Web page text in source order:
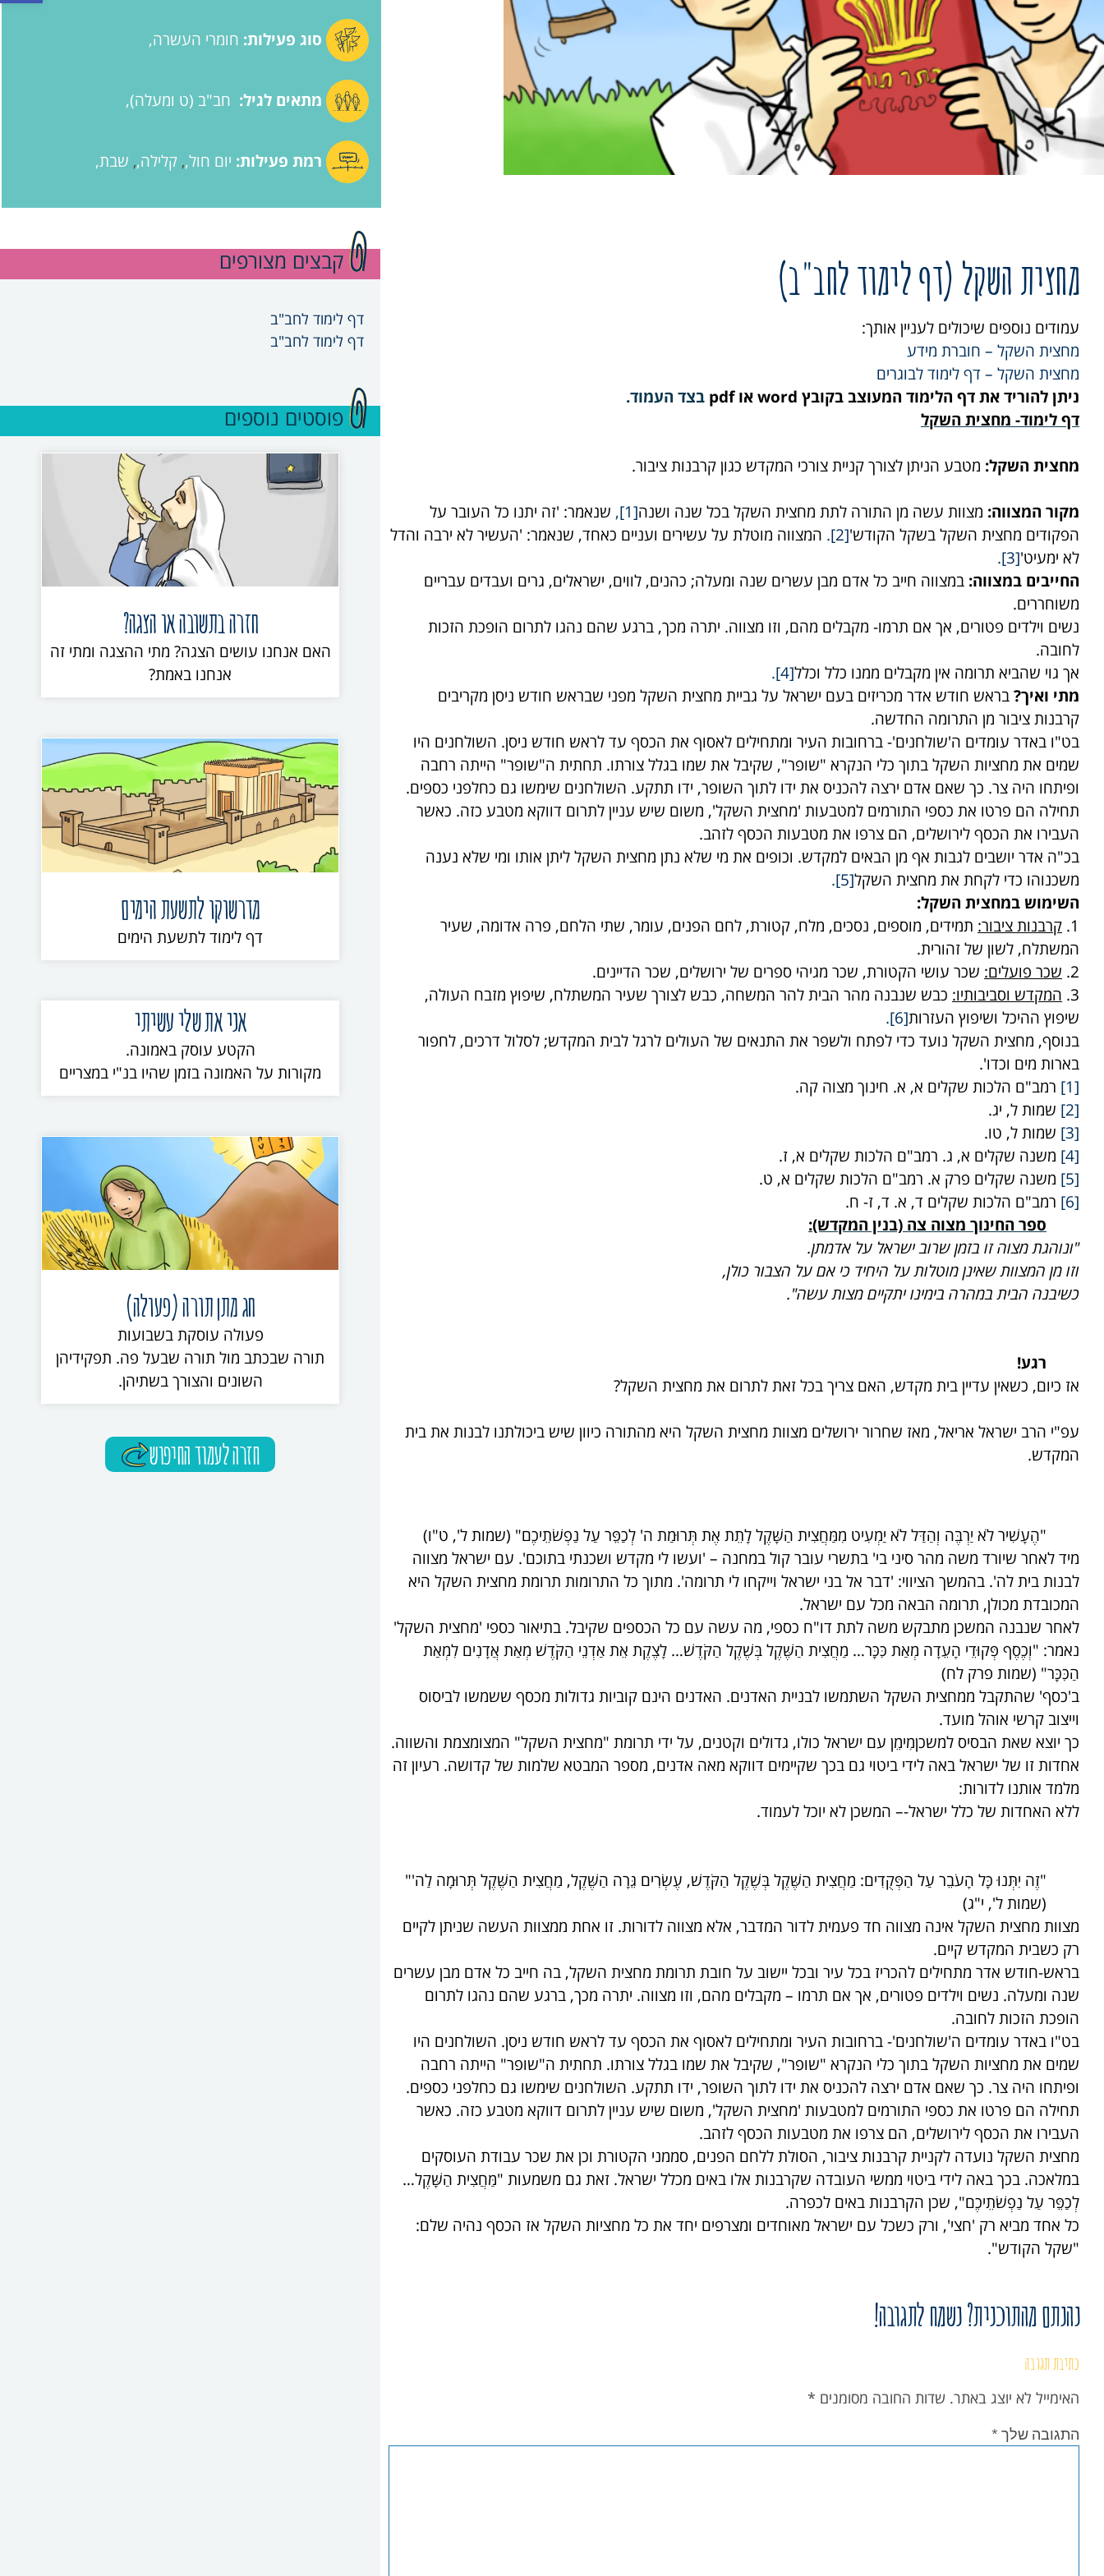
סוג פעילות: חומרי העשרה
מתאים לגיל: חב"ב (ט ומעלה)
רמת פעילות: יום חול , קלילה , שבת
מחצית השקל (דף לימוד לחב"ב)
עמודים נוספים שיכולים לעניין אותך:
מחצית השקל – חוברת מידע
מחצית השקל – דף לימוד לבוגרים
ניתן להוריד את דף הלימוד המעוצב בקובץ word או pdf
בצד העמוד.
דף לימוד- מחצית השקל
מחצית השקל: מטבע הניתן לצורך קניית צורכי המקדש כגון קרבנות ציבור.
מקור המצווה: מצוות עשה מן התורה לתת מחצית השקל בכל שנה ושנה[1]
, שנאמר: 'זה יתנו כל העובר על
הפקודים מחצית השקל בשקל הקודש'[2]
. המצווה מוטלת על עשירים ועניים כאחד, שנאמר: 'העשיר לא ירבה והדל
לא ימעיט'[3]
.
החייבים במצווה: במצווה חייב כל אדם מבן עשרים שנה ומעלה; כהנים, לווים, ישראלים, גרים ועבדים עבריים
משוחררים.
נשים וילדים פטורים, אך אם תרמו- מקבלים מהם, וזו מצווה. יתרה מכך, ברגע שהם נהגו לתרום הופכת הזכות
לחובה.
אך גוי שהביא תרומה אין מקבלים ממנו כלל וכלל[4]
.
מתי ואיך?בראש חודש אדר מכריזים בעם ישראל על גביית מחצית השקל מפני שבראש חודש ניסן מקריבים
קרבנות ציבור מן התרומה החדשה.
בט"ו באדר עומדים ה'שולחנים'- ברחובות העיר ומתחילים לאסוף את הכסף עד לראש חודש ניסן. השולחנים היו
שמים את מחציות השקל בתוך כלי הנקרא "שופר", שקיבל את שמו בגלל צורתו. תחתית ה"שופר" הייתה רחבה
ופיתחו היה צר. כך שאם אדם ירצה להכניס את ידו לתוך השופר, ידו תתקע. השולחנים שימשו גם כחלפני כספים.
תחילה הם פרטו את כספי התורמים למטבעות 'מחצית השקל', משום שיש עניין לתרום דווקא מטבע כזה. כאשר
העבירו את הכסף לירושלים, הם צרפו את מטבעות הכסף לזהב.
בכ"ה אדר יושבים לגבות אף מן הבאים למקדש. וכופים את מי שלא נתן מחצית השקל ליתן אותו ומי שלא נענה
משכנוהו כדי לקחת את מחצית השקל[5]
.
השימוש במחצית השקל:
1. קרבנות ציבור: תמידים, מוספים, נסכים, מלח, קטורת, לחם הפנים, עומר, שתי הלחם, פרה אדומה, שעיר
המשתלח, לשון של זהורית.
2. שכר פועלים: שכר עושי הקטורת, שכר מגיהי ספרים של ירושלים, שכר הדיינים.
3. המקדש וסביבותיו: כבש שנבנה מהר הבית להר המשחה, כבש לצורך שעיר המשתלח, שיפוץ מזבח העולה,
שיפוץ ההיכל ושיפוץ העזרות[6]
.
בנוסף, מחצית השקל נועד כדי לפתח ולשפר את התנאים של העולים לרגל לבית המקדש; לסלול דרכים, לחפור
בארות מים וכדו'.
[1] רמב"ם הלכות שקלים א, א. חינוך מצוה קה.
[2] שמות ל, יג.
[3] שמות ל, טו.
[4] משנה שקלים א, ג. רמב"ם הלכות שקלים א, ז.
[5] משנה שקלים פרק א. רמב"ם הלכות שקלים א, ט.
[6] רמב"ם הלכות שקלים ד, א. ד, ז- ח.
ספר החינוך מצוה צה (בנין המקדש):
"ונוהגת מצוה זו בזמן שרוב ישראל על אדמתן.
וזו מן המצוות שאינן מוטלות על היחיד כי אם על הצבור כולן,
כשיבנה הבית במהרה בימינו יתקיים מצות עשה".
רגע!
אז כיום, כשאין עדיין בית מקדש, האם צריך בכל זאת לתרום את מחצית השקל?
עפ"י הרב ישראל אריאל, מאז שחרור ירושלים מצוות מחצית השקל היא מהתורה כיוון שיש ביכולתנו לבנות את בית
המקדש.
"הֶעָשִׁיר לֹא יַרְבֶּה וְהַדַּל לֹא יַמְעִיט מִמַּחֲצִית הַשָּׁקֶל לָתֵת אֶת תְּרוּמַת ה' לְכַפֵּר עַל נַפְשֹׁתֵיכֶם" (שמות ל', ט"ו)
מיד לאחר שיורד משה מהר סיני בי' בתשרי עובר קול במחנה – 'ועשו לי מקדש ושכנתי בתוכם'. עם ישראל מצווה
לבנות בית לה'. בהמשך הציווי: 'דבר אל בני ישראל וייקחו לי תרומה'. מתוך כל התרומות תרומת מחצית השקל היא
המכובדת מכולן, תרומה הבאה מכל עם ישראל.
לאחר שנבנה המשכן מתבקש משה לתת דו"ח כספי, מה עשה עם כל הכספים שקיבל. בתיאור כספי 'מחצית השקל'
נאמר: "וְכֶסֶף פְּקוּדֵי הָעֵדָה מְאַת כִּכָּר… מַחֲצִית הַשֶּׁקֶל בְּשֶׁקֶל הַקֹּדֶשׁ… לָצֶקֶת אֵת אַדְנֵי הַקֹּדֶשׁ מְאַת אֲדָנִים לִמְאַת
הַכִּכָּר" (שמות פרק לח)
ב'כסף' שהתקבל ממחצית השקל השתמשו לבניית האדנים. האדנים הינם קוביות גדולות מכסף ששמשו לביסוס
וייצוב קרשי אוהל מועד.
כך יוצא שאת הבסיס למשכןמִימֵן עם ישראל כולו, גדולים וקטנים, על ידי תרומת "מחצית השקל" המצומצמת והשווה.
אחדות זו של ישראל באה לידי ביטוי גם בכך שקיימים דווקא מאה אדנים, מספר המבטא שלמות של קדושה. רעיון זה
מלמד אותנו לדורות:
ללא האחדות של כלל ישראל-– המשכן לא יוכל לעמוד.
"זֶה יִתְּנוּ כָּל הָעֹבֵר עַל הַפְּקֻדִים: מַחֲצִית הַשֶּׁקֶל בְּשֶׁקֶל הַקֹּדֶשׁ, עֶשְׂרִים גֵּרָה הַשֶּׁקֶל, מַחֲצִית הַשֶּׁקֶל תְּרוּמָה לַה'"
(שמות ל', י"ג)
מצוות מחצית השקל אינה מצווה חד פעמית לדור המדבר, אלא מצווה לדורות. זו אחת ממצוות העשה שניתן לקיים
רק כשבית המקדש קיים.
בראש-חודש אדר מתחילים להכריז בכל עיר ובכל יישוב על חובת תרומת מחצית השקל, בה חייב כל אדם מבן עשרים
שנה ומעלה. נשים וילדים פטורים, אך אם תרמו – מקבלים מהם, וזו מצווה. יתרה מכך, ברגע שהם נהגו לתרום
הופכת הזכות לחובה.
בט"ו באדר עומדים ה'שולחנים'- ברחובות העיר ומתחילים לאסוף את הכסף עד לראש חודש ניסן. השולחנים היו
שמים את מחציות השקל בתוך כלי הנקרא "שופר", שקיבל את שמו בגלל צורתו. תחתית ה"שופר" הייתה רחבה
ופיתחו היה צר. כך שאם אדם ירצה להכניס את ידו לתוך השופר, ידו תתקע. השולחנים שימשו גם כחלפני כספים.
תחילה הם פרטו את כספי התורמים למטבעות 'מחצית השקל', משום שיש עניין לתרום דווקא מטבע כזה. כאשר
העבירו את הכסף לירושלים, הם צרפו את מטבעות הכסף לזהב.
מחצית השקל נועדה לקניית קרבנות ציבור, הסולת ללחם הפנים, סממני הקטורת וכן את שכר עבודת העוסקים
במלאכה. בכך באה לידי ביטוי ממשי העובדה שקרבנות אלו באים מכלל ישראל. זאת גם משמעות "מַּחֲצִית הַשָּׁקֶל…
לְכַפֵּר עַל נַפְשֹׁתֵיכֶם", שכן הקרבנות באים לכפרה.
כל אחד מביא רק 'חצי', ורק כשכל עם ישראל מאוחדים ומצרפים יחד את כל מחציות השקל אז הכסף נהיה שלם:
"שקל הקודש".
נהנתם מהתוכנית? נשמח לתגובה!
כתיבת תגובה
האימייל לא יוצג באתר. שדות החובה מסומנים *
התגובה שלך *
קבצים מצורפים
דף לימוד לחב"ב
דף לימוד לחב"ב
פוסטים נוספים
חזרה בתשובה או הצגה?
האם אנחנו עושים הצגה? מתי ההצגה ומתי זה
אנחנו באמת?
מדרשוקו לתשעת הימים
דף לימוד לתשעת הימים
אני את שלי עשיתי
הקטע עוסק באמונה.
מקורות על האמונה בזמן שהיו בנ"י במצריים
חג מתן תורה (פעולה)
פעולה עוסקת בשבועות
תורה שבכתב מול תורה שבעל פה. תפקידיהן
השונים והצורך בשתיהן.
חזרה לעמוד החיפוש